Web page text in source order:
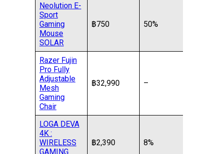
Neolution E-
Sport
Gaming
Mouse
SOLAR
฿750 50%
Razer Fujin
Pro Fully
Adjustable
Mesh
Gaming
Chair
฿32,990 –
LOGA DEVA
4K :
WIRELESS
GAMING
฿2,390 8%